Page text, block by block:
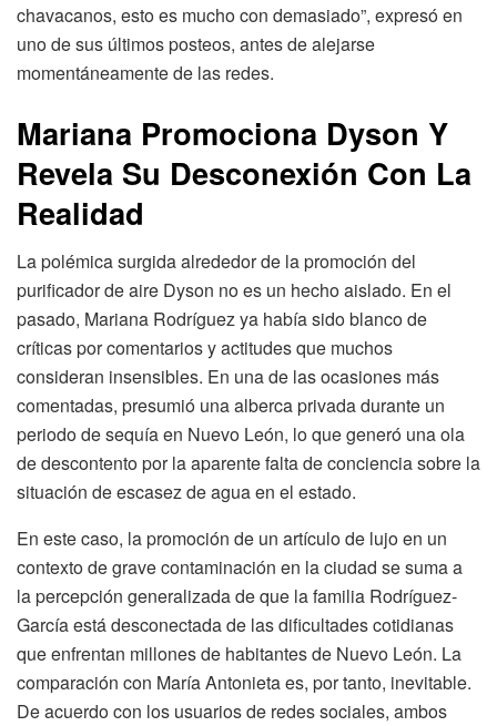
chavacanos, esto es mucho con demasiado”, expresó en
uno de sus últimos posteos, antes de alejarse
momentáneamente de las redes.
Mariana Promociona Dyson Y
Revela Su Desconexión Con La
Realidad
La polémica surgida alrededor de la promoción del
purificador de aire Dyson no es un hecho aislado. En el
pasado, Mariana Rodríguez ya había sido blanco de
críticas por comentarios y actitudes que muchos
consideran insensibles. En una de las ocasiones más
comentadas, presumió una alberca privada durante un
periodo de sequía en Nuevo León, lo que generó una ola
de descontento por la aparente falta de conciencia sobre la
situación de escasez de agua en el estado.
En este caso, la promoción de un artículo de lujo en un
contexto de grave contaminación en la ciudad se suma a
la percepción generalizada de que la familia Rodríguez-
García está desconectada de las dificultades cotidianas
que enfrentan millones de habitantes de Nuevo León. La
comparación con María Antonieta es, por tanto, inevitable.
De acuerdo con los usuarios de redes sociales, ambos